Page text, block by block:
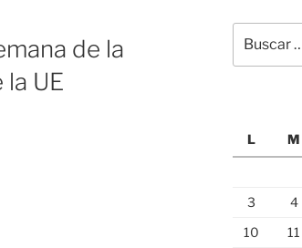
de la
UE
L
M
3
4
10
11